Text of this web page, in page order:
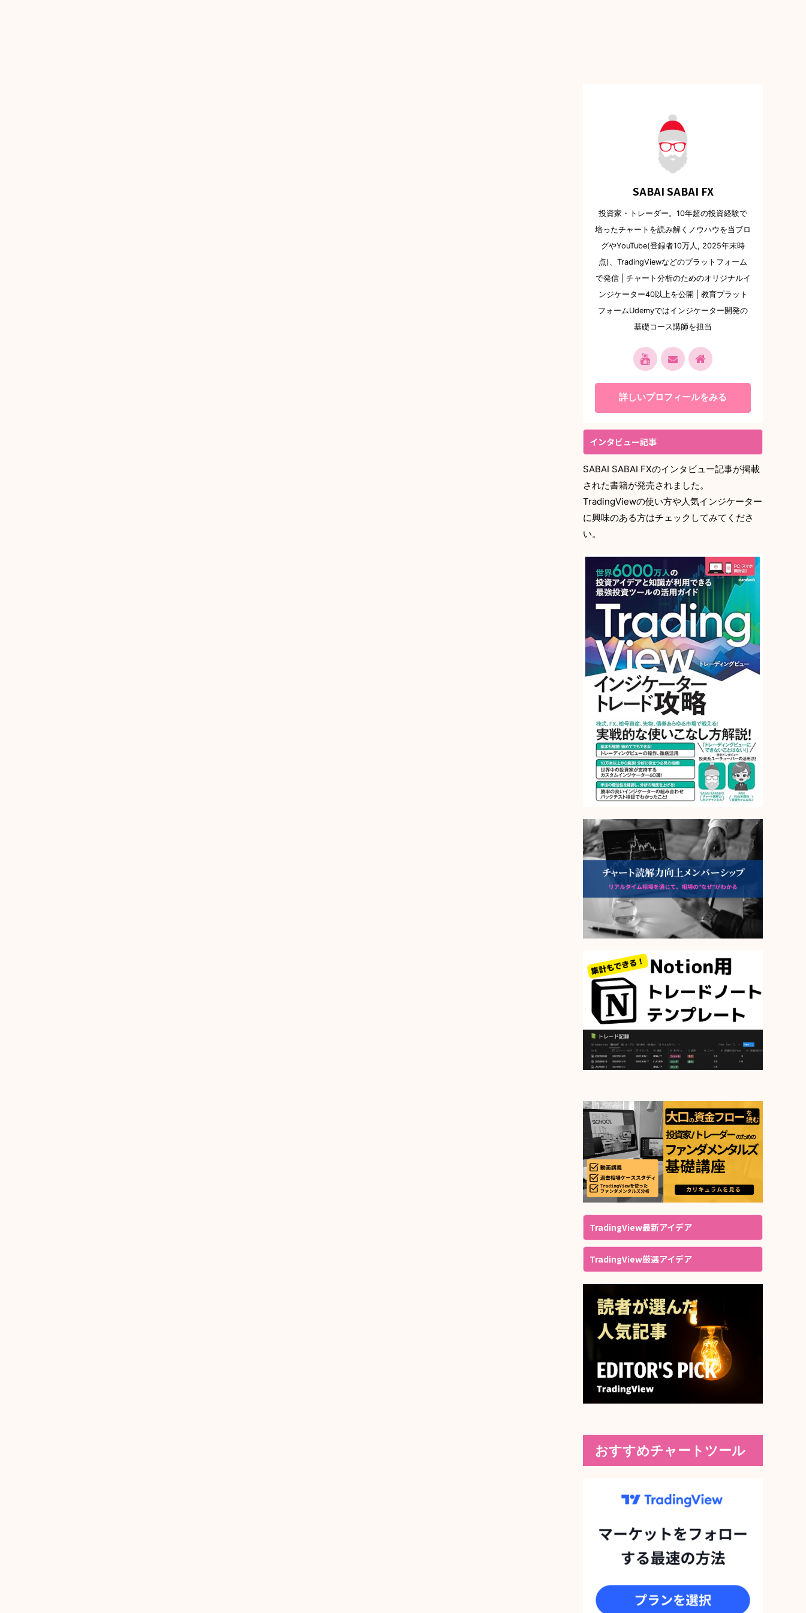
SABAI SABAI FX
投資家・トレーダー。10年超の投資経験で
培ったチャートを読み解くノウハウを当ブロ
グやYouTube(登録者10万人, 2025年末時
点)、TradingViewなどのプラットフォーム
で発信 | チャート分析のためのオリジナルイ
ンジケーター40以上を公開 | 教育プラット
フォームUdemyではインジケーター開発の
基礎コース講師を担当
詳しいプロフィールをみる
インタビュー記事
SABAI SABAI FXのインタビュー記事が掲載
された書籍が発売されました。
TradingViewの使い方や人気インジケーター
に興味のある方はチェックしてみてくださ
い。
TradingView最新アイデア
TradingView厳選アイデア
おすすめチャートツール